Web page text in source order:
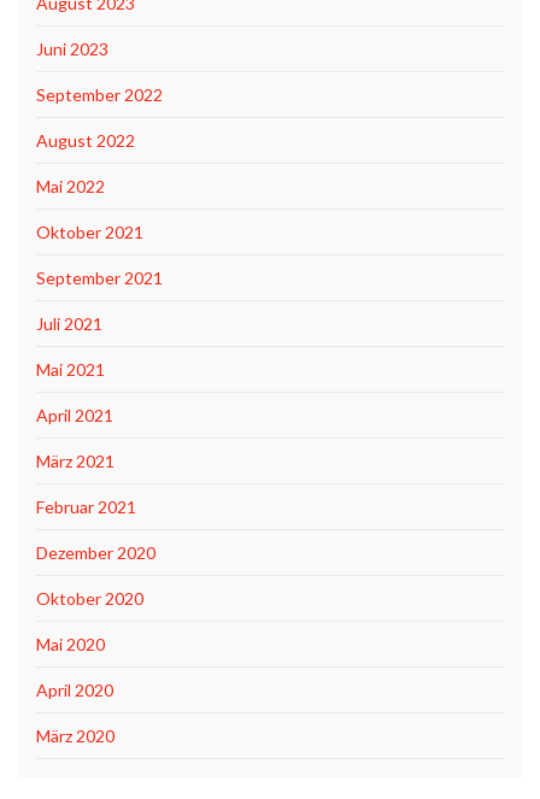
Juni 2023
September 2022
August 2022
Mai 2022
Oktober 2021
September 2021
Juli 2021
Mai 2021
April 2021
März 2021
Februar 2021
Dezember 2020
Oktober 2020
Mai 2020
April 2020
März 2020